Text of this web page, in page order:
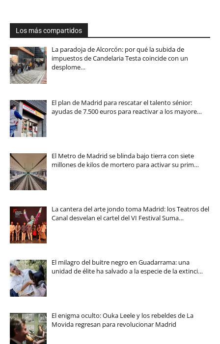
Los más compartidos
La paradoja de Alcorcón: por qué la subida de
impuestos de Candelaria Testa coincide con un
desplome…
El plan de Madrid para rescatar el talento sénior:
ayudas de 7.500 euros para reactivar a los mayore…
El Metro de Madrid se blinda bajo tierra con siete
millones de kilos de mortero para activar su prim…
La cantera del arte jondo toma Madrid: los Teatros del
Canal desvelan el cartel del VI Festival Suma…
El milagro del buitre negro en Guadarrama: una
unidad de élite ha salvado a la especie de la extinci…
El enigma oculto: Ouka Leele y los rebeldes de La
Movida regresan para revolucionar Madrid